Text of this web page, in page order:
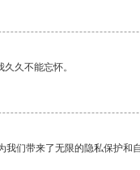
久不能忘怀。
们带来了无限的隐私保护和自